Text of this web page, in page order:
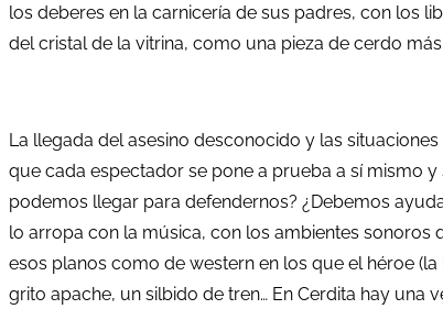
los deberes en la carnicería de sus padres, con los
del cristal de la vitrina, como una pieza de cerdo
La llegada del asesino desconocido y las
que cada espectador se pone a prueba a sí mismo
podemos llegar para defendernos? ¿Debemos
lo arropa con la música, con los ambientes sonoros
esos planos como de western en los que el héroe
grito apache, un silbido de tren… En Cerdita hay una